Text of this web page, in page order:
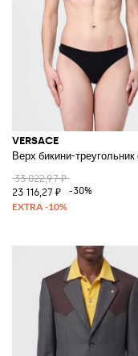
VERSACE
Верх бикини-
33 022,97 ₽
23 116,27 ₽
-30%